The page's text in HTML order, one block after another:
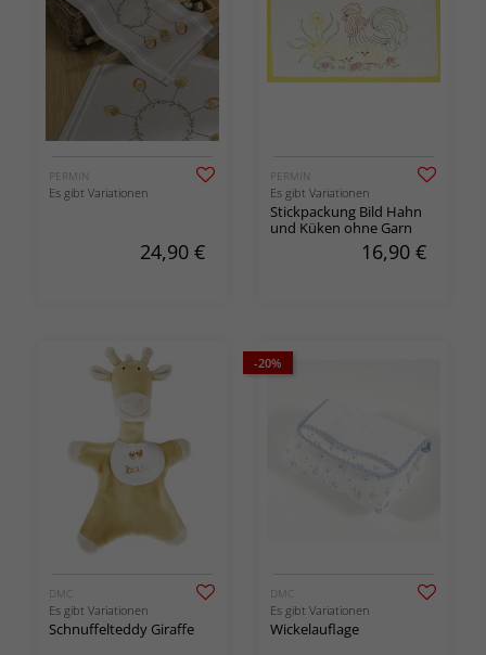
PERMIN
Es gibt Variationen
24,90 €
PERMIN
Es gibt Variationen
Stickpackung Bild Hahn
und Küken ohne Garn
16,90 €
DMC
Es gibt Variationen
Schnuffelteddy Giraffe
-20%
DMC
Es gibt Variationen
Wickelauflage